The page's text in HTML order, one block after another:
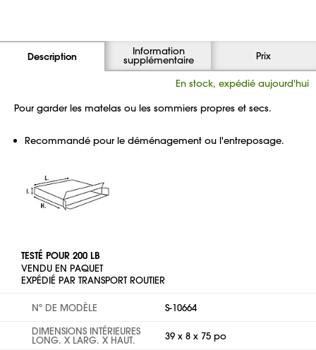
Description Information
supplémentaire Prix
En stock, expédié aujourd'hui
Pour garder les matelas ou les sommiers propres et secs.
Recommandé pour le déménagement ou l'entreposage.
TESTÉ POUR 200 LB
VENDU EN PAQUET
EXPÉDIÉ PAR TRANSPORT ROUTIER
Nº DE MODÈLE
S-10664
DIMENSIONS INTÉRIEURES
LONG. X LARG. X HAUT. 39 x 8 x 75 po